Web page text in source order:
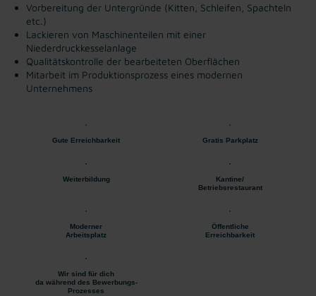
Vorbereitung der Untergründe (Kitten, Schleifen, Spachteln
etc.)
Lackieren von Maschinenteilen mit einer
Niederdruckkesselanlage
Qualitätskontrolle der bearbeiteten Oberflächen
Mitarbeit im Produktionsprozess eines modernen
Unternehmens
Gute Erreichbarkeit Gratis Parkplatz
Weiterbildung
Kantine/
Betriebsrestaurant
Moderner
Arbeitsplatz
Öffentliche
Erreichbarkeit
Wir sind für dich
da während des Bewerbungs-
Prozesses